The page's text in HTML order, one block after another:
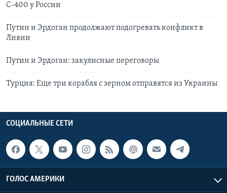
С-400 у России
Путин и Эрдоган продолжают подогревать конфликт в
Ливии
Путин и Эрдоган: закулисные переговоры
Турция: Еще три корабля с зерном отправятся из Украины
СОЦИАЛЬНЫЕ СЕТИ
ГОЛОС АМЕРИКИ